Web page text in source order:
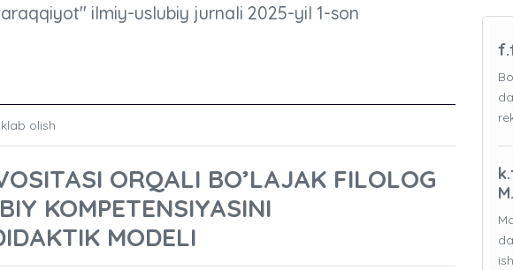
ilmiy-uslubiy jurnali 2025-yil 1-son
olish
ORQALI BO’LAJAK FILOLOG
KOMPETENSIYASINI
MODELI